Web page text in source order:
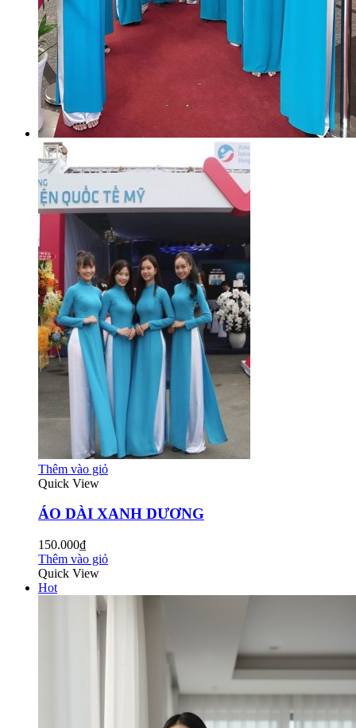
Thêm vào giỏ
Quick View
ÁO DÀI XANH DƯƠNG
150.000₫
Thêm vào giỏ
Quick View
Hot